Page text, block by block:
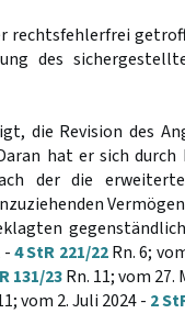
rechtsfehlerfrei
des
die Revision des
hat er sich
der die
-4 StR 221/22Rn. 6;
131/23Rn. 11; vom 27.
vom 2. Juli 2024 - 2